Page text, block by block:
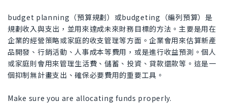
budget planning（預算規劃）或budgeting（編列預算）是
規劃收入與支出，並用來達成未來財務目標的方法。主要是用在
企業的經營策略或家庭的收支管理等方面。企業會用來估算新產
品開發、行銷活動、人事成本等費用，或是進行收益預測。個人
或家庭則會用來管理生活費、儲蓄、投資、貸款還款等。這是一
個抑制無計畫支出、確保必要費用的重要工具。
Make sure you are allocating funds properly.